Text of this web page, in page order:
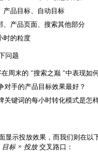
产品目标、自动目标
、产品页面、搜索其他部分
时的粒度
问题
周末的 "搜索之巅 "中表现如
对手的产品目标效果最好？
关键词的每小时转化模式是怎
显示投放效果，而我们则在以
目标 × 投放交叉路口：